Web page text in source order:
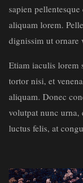
sapien
aliquam lorem.
dignissim ut ornare
Etiam iaculis lorem
tortor nisi, et
aliquam. Donec
volutpat nunc urna,
luctus felis, at